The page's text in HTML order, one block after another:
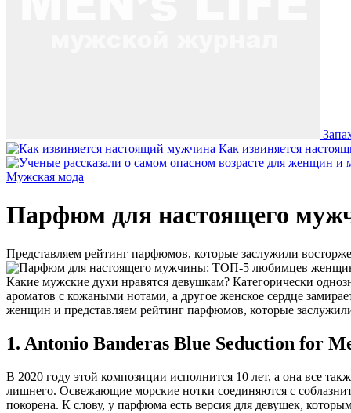
Как извиняется
Мужская мода
Парфюм для настоящего
Представляем рейтинг парфюмов, которые заслужили
Какие мужские духи нравятся девушкам? Категорически
ароматов с кожаными нотами, а другое женское сердце
женщин и представляем рейтинг парфюмов, которые
1. Antonio Banderas Blue Seduction for
В 2020 году этой композиции исполнится 10 лет, а она все
лишнего. Освежающие морские нотки соединяются с
покорена. К слову, у парфюма есть версия для девушек,